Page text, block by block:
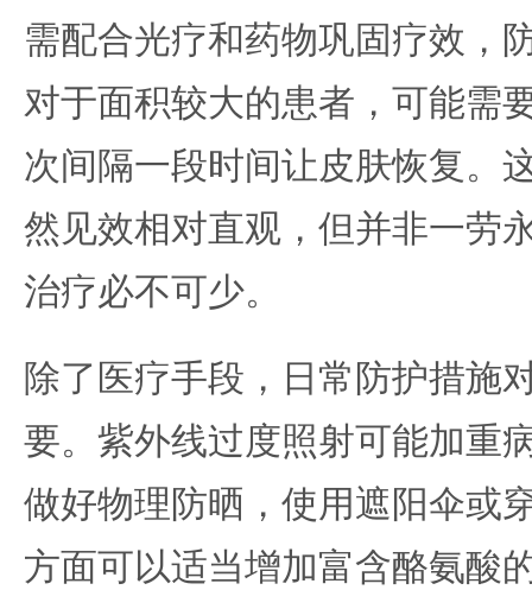
需配合光疗和药物巩固疗效，
对于面积较大的患者，可能需
次间隔一段时间让皮肤恢复。
然见效相对直观，但并非一劳
治疗必不可少。
除了医疗手段，日常防护措施
要。紫外线过度照射可能加重
做好物理防晒，使用遮阳伞或
方面可以适当增加富含酪氨酸